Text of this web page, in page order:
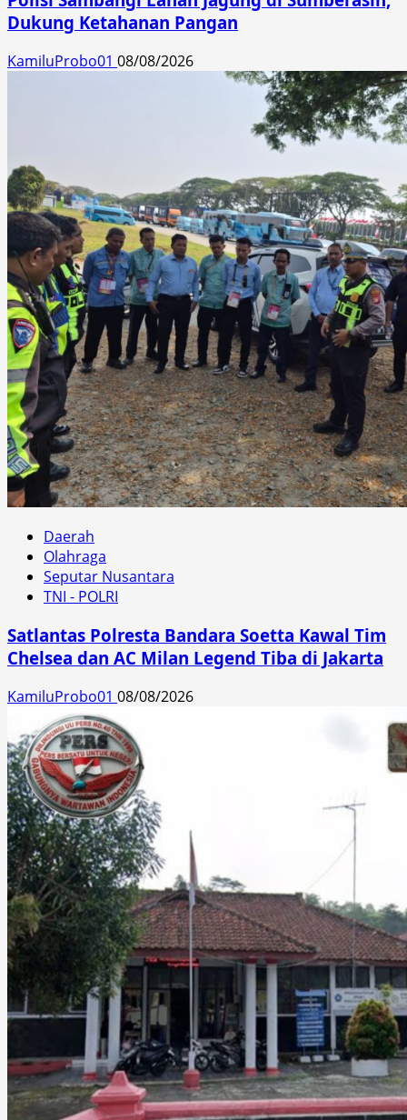
Dukung Ketahanan Pangan
KamiluProbo01 08/08/2026
Daerah
Olahraga
Seputar Nusantara
TNI - POLRI
Satlantas Polresta Bandara Soetta Kawal Tim
Chelsea dan AC Milan Legend Tiba di Jakarta
KamiluProbo01 08/08/2026